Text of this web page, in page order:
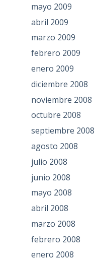
mayo 2009
abril 2009
marzo 2009
febrero 2009
enero 2009
diciembre 2008
noviembre 2008
octubre 2008
septiembre 2008
agosto 2008
julio 2008
junio 2008
mayo 2008
abril 2008
marzo 2008
febrero 2008
enero 2008